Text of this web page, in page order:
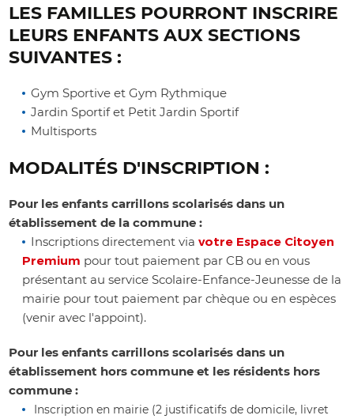
LES FAMILLES POURRONT INSCRIRE
LEURS ENFANTS AUX SECTIONS
SUIVANTES :
Gym Sportive et Gym Rythmique
Jardin Sportif et Petit Jardin Sportif
Multisports
MODALITÉS D'INSCRIPTION :
Pour les enfants carrillons scolarisés dans un
établissement de la commune :
Inscriptions directement viavotre Espace Citoyen
Premium pour tout paiement par CB ou en vous
présentant au service Scolaire-Enfance-Jeunesse de la
mairie pour tout paiement par chèque ou en espèces
(venir avec l'appoint).
Pour les enfants carrillons scolarisés dans un
établissement hors commune et les résidents hors
commune :
Inscription en mairie (2 justificatifs de domicile, livret